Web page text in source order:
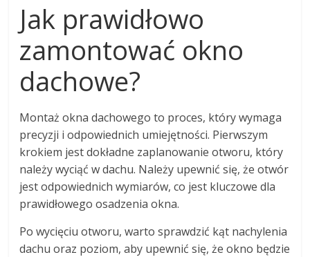
Jak prawidłowo
zamontować okno
dachowe?
Montaż okna dachowego to proces, który wymaga
precyzji i odpowiednich umiejętności. Pierwszym
krokiem jest dokładne zaplanowanie otworu, który
należy wyciąć w dachu. Należy upewnić się, że otwór
jest odpowiednich wymiarów, co jest kluczowe dla
prawidłowego osadzenia okna.
Po wycięciu otworu, warto sprawdzić kąt nachylenia
dachu oraz poziom, aby upewnić się, że okno będzie